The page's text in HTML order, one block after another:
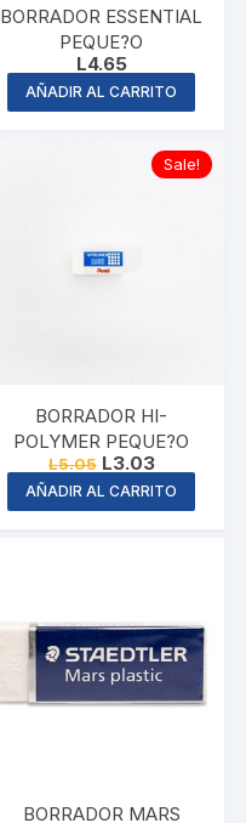
BORRADOR ESSENTIAL
PEQUE?O
L4.65
AÑADIR AL CARRITO
Sale!
BORRADOR HI-
POLYMER PEQUE?O
L5.05 Original
price
was:
L5.05.
L3.03Current
price
is:
L3.03.
AÑADIR AL CARRITO
BORRADOR MARS